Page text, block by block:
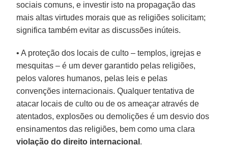
sociais comuns, e investir isto na propagação das
mais altas virtudes morais que as religiões solicitam;
significa também evitar as discussões inúteis.
• A proteção dos locais de culto – templos, igrejas e
mesquitas – é um dever garantido pelas religiões,
pelos valores humanos, pelas leis e pelas
convenções internacionais. Qualquer tentativa de
atacar locais de culto ou de os ameaçar através de
atentados, explosões ou demolições é um desvio dos
ensinamentos das religiões, bem como uma clara
violação do direito internacional .